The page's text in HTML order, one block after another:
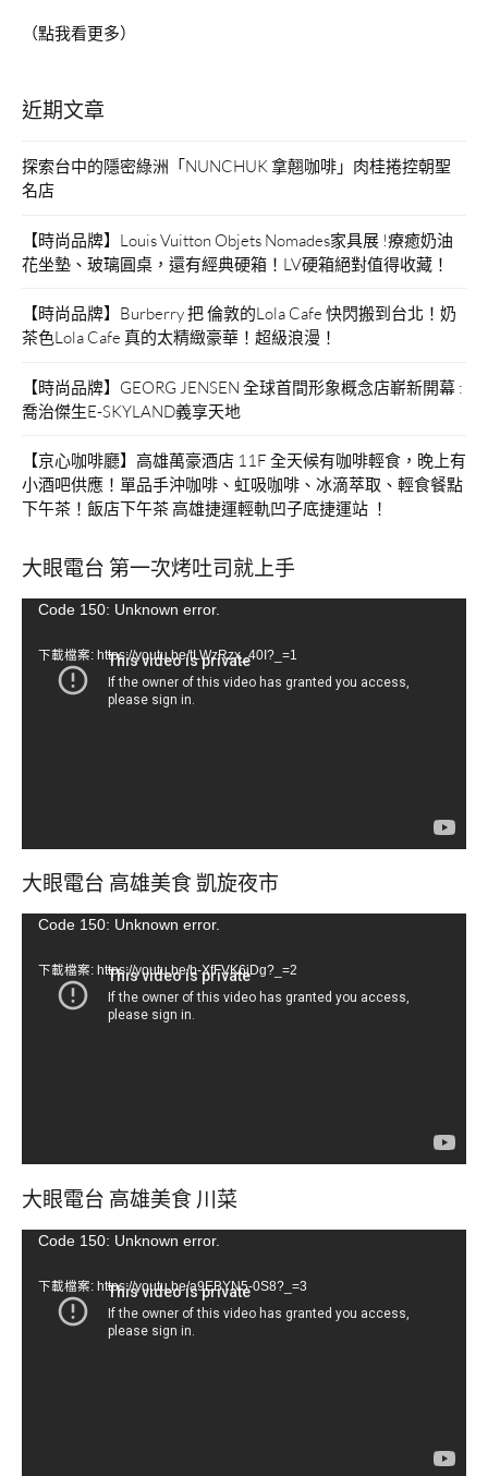
（點我看更多）
近期文章
探索台中的隱密綠洲「NUNCHUK 拿翹咖啡」肉桂捲控朝聖
名店
【時尚品牌】Louis Vuitton Objets Nomades家具展 !療癒奶油
花坐墊、玻璃圓桌，還有經典硬箱！LV硬箱絕對值得收藏！
【時尚品牌】Burberry 把 倫敦的Lola Cafe 快閃搬到台北！奶
茶色Lola Cafe 真的太精緻豪華！超級浪漫！
【時尚品牌】GEORG JENSEN 全球首間形象概念店嶄新開幕 :
喬治傑生E-SKYLAND義享天地
【京心咖啡廳】高雄萬豪酒店 11F 全天候有咖啡輕食，晚上有
小酒吧供應！單品手沖咖啡、虹吸咖啡、冰滴萃取、輕食餐點
下午茶！飯店下午茶 高雄捷運輕軌凹子底捷運站 ！
大眼電台 第一次烤吐司就上手
視Code 150: Unknown error.
下載檔案: https://youtu.be/tLWzRzx_40I?_=1
大眼電台 高雄美食 凱旋夜市
視Code 150: Unknown error.
下載檔案: https://youtu.be/b-XfFVK6jDg?_=2
大眼電台 高雄美食 川菜
視Code 150: Unknown error.
下載檔案: https://youtu.be/a9EBYN5-0S8?_=3